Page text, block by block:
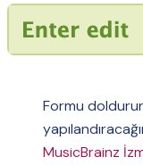
Formu
MusicBrainz